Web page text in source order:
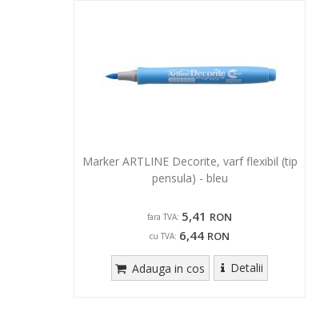
Marker ARTLINE Decorite, varf flexibil (tip
pensula) - bleu
fara TVA: 5,41 RON
cu TVA: 6,44 RON
Adauga in cos Detalii